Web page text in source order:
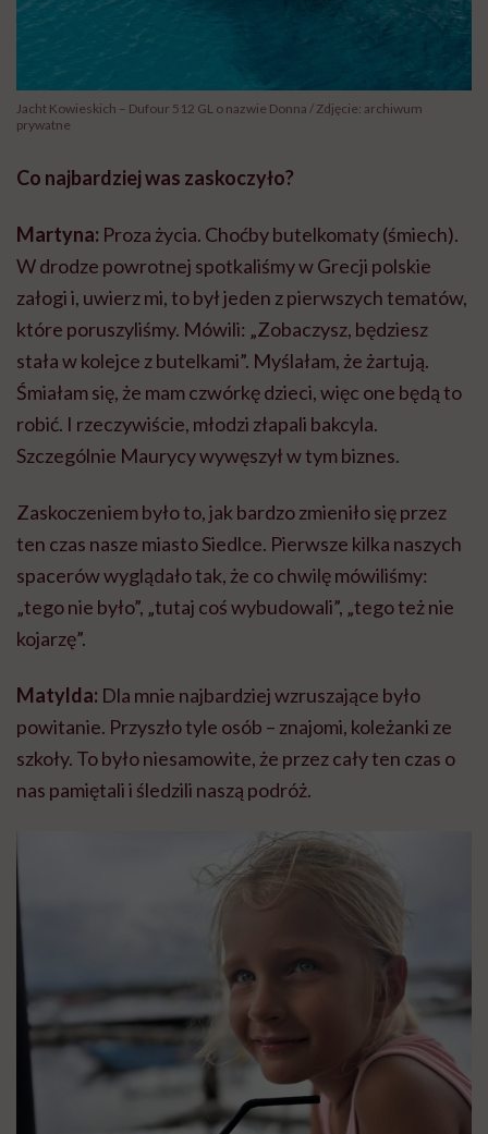
Jacht Kowieskich – Dufour 512 GL o nazwie Donna / Zdjęcie: archiwum
prywatne
Co najbardziej was zaskoczyło?
Martyna: Proza życia. Choćby butelkomaty (śmiech).
W drodze powrotnej spotkaliśmy w Grecji polskie
załogi i, uwierz mi, to był jeden z pierwszych tematów,
które poruszyliśmy. Mówili: „Zobaczysz, będziesz
stała w kolejce z butelkami”. Myślałam, że żartują.
Śmiałam się, że mam czwórkę dzieci, więc one będą to
robić. I rzeczywiście, młodzi złapali bakcyla.
Szczególnie Maurycy wywęszył w tym biznes.
Zaskoczeniem było to, jak bardzo zmieniło się przez
ten czas nasze miasto Siedlce. Pierwsze kilka naszych
spacerów wyglądało tak, że co chwilę mówiliśmy:
„tego nie było”, „tutaj coś wybudowali”, „tego też nie
kojarzę”.
Matylda: Dla mnie najbardziej wzruszające było
powitanie. Przyszło tyle osób – znajomi, koleżanki ze
szkoły. To było niesamowite, że przez cały ten czas o
nas pamiętali i śledzili naszą podróż.